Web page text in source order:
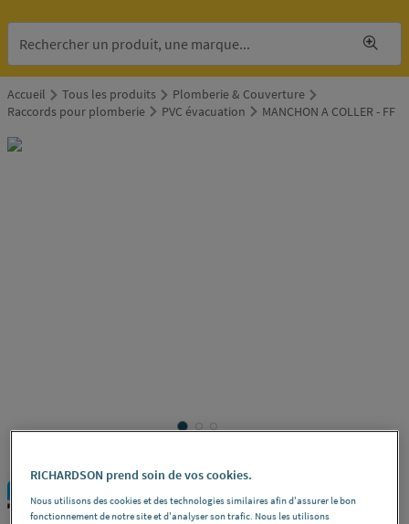
Accueil Tous les produits
Plomberie & Couverture
Raccords pour plomberie
PVC évacuation MANCHON A COLLER - FF
RICHARDSON prend soin de vos cookies.
Nous utilisons des cookies et des technologies similaires afin d'assurer le bon
fonctionnement de notre site et d'analyser son trafic. Nous les utilisons